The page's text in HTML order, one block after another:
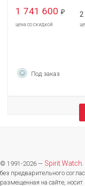
1 741 600 ₽
цена со скидкой
2
Под заказ
© 1991-2026 — Spirit.Watch
без предварительного
размещенная на сайте,